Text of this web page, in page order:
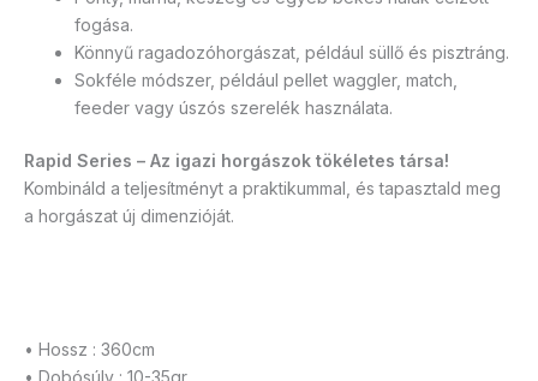
fogása.
Könnyű ragadozóhorgászat, például süllő és pisztráng.
Sokféle módszer, például pellet waggler, match,
feeder vagy úszós szerelék használata.
Rapid Series – Az igazi horgászok tökéletes társa!
Kombináld a teljesítményt a praktikummal, és tapasztald meg
a horgászat új dimenzióját.
• Hossz : 360cm